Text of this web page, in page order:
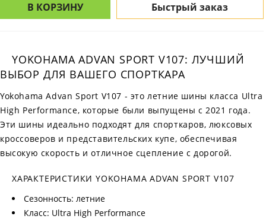
В КОРЗИНУ Быстрый заказ
YOKOHAMA ADVAN SPORT V107: ЛУЧШИЙ
ВЫБОР ДЛЯ ВАШЕГО СПОРТКАРА
Yokohama Advan Sport V107 - это летние шины класса Ultra
High Performance, которые были выпущены с 2021 года.
Эти шины идеально подходят для спорткаров, люксовых
кроссоверов и представительских купе, обеспечивая
высокую скорость и отличное сцепление с дорогой.
ХАРАКТЕРИСТИКИ YOKOHAMA ADVAN SPORT V107
Сезонность: летние
Класс: Ultra High Performance